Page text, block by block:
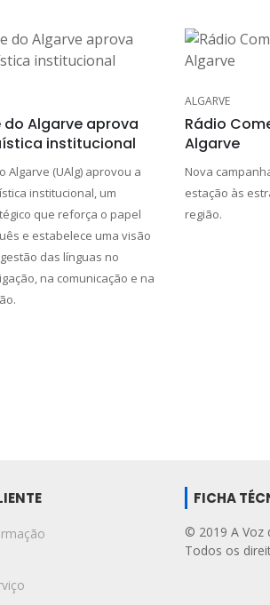
do Algarve aprova
institucional
Algarve (UAlg) aprovou a
institucional, um
que reforça o papel
e estabelece uma visão
das línguas no
na comunicação e na
ALGARVE
Rádio
Algarve
Nova
estação às
região.
FICHA
© 2019 A Voz
Todos os